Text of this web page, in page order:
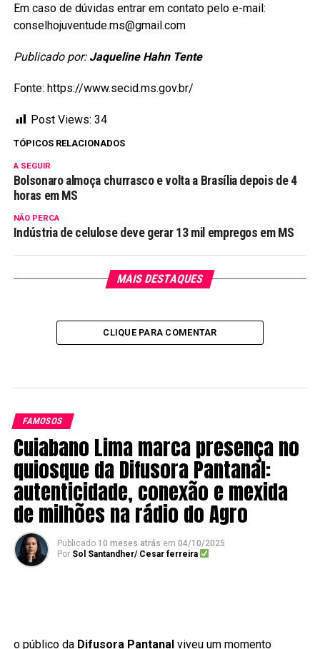
Em caso de dúvidas entrar em contato pelo e-mail:
conselhojuventude.ms@gmail.com
Publicado por: Jaqueline Hahn Tente
Fonte: https://www.secid.ms.gov.br/
Post Views: 34
TÓPICOS RELACIONADOS
A SEGUIR
Bolsonaro almoça churrasco e volta a Brasília depois de 4
horas em MS
NÃO PERCA
Indústria de celulose deve gerar 13 mil empregos em MS
MAIS DESTAQUES
CLIQUE PARA COMENTAR
FAMOSOS
Cuiabano Lima marca presença no
quiosque da Difusora Pantanal:
autenticidade, conexão e mexida
de milhões na rádio do Agro
Publicado 10 meses atrás em 04/10/2025
Por Sol Santandher/ Cesar ferreira
o público da Difusora Pantanalviveu um momento